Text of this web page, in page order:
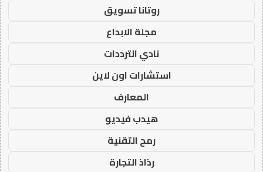
روتانا تسويق
مجلة الابداع
نادي الترددات
استشارات اون لاين
المعارف
هيدب فيديو
رمح التقنية
رذاذ التجارة